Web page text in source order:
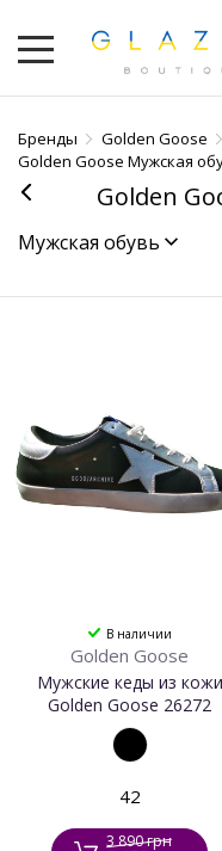
Бренды Golden Goose
Golden Goose Мужская
Мужская обувь
Golden
В наличии
Golden Goose
Мужские кеды из кожи
Golden Goose 26272
42
3 890 грн